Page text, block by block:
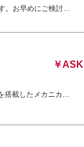
。お早めにご検討…
￥ASK
搭載したメカニカ…